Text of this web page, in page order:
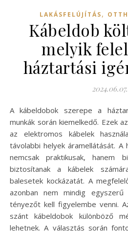
LAKÁSFELÚJÍTÁS,
Kábeldob
melyik
háztartási
2024.06.07.
A kábeldobok szerepe a háztartásokban és a kültéri
munkák során kiemelkedő. Ezek
az elektromos kábelek
távolabbi helyek áramellátását. A
nemcsak praktikusak, hanem
biztosítanak a kábelek
balesetek kockázatát. A
azonban nem mindig
tényezőt kell figyelembe venni.
szánt kábeldobok különböző
lehetnek. A választás során